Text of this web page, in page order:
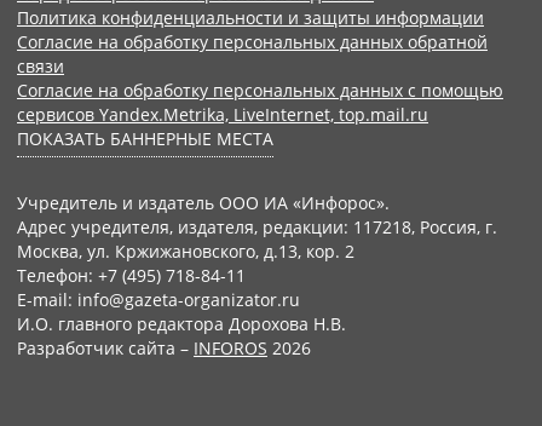
Политика конфиденциальности и защиты информации
Согласие на обработку персональных данных обратной
связи
Согласие на обработку персональных данных с помощью
сервисов Yandex.Metrika, LiveInternet, top.mail.ru
ПОКАЗАТЬ БАННЕРНЫЕ МЕСТА
Учредитель и издатель ООО ИА «Инфорос».
Адрес учредителя, издателя, редакции: 117218, Россия, г.
Москва, ул. Кржижановского, д.13, кор. 2
Телефон: +7 (495) 718-84-11
E-mail: info@gazeta-organizator.ru
И.О. главного редактора Дорохова Н.В.
Разработчик сайта – INFOROS 2026